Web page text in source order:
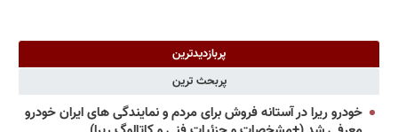
پربازدیدترین
پربحث ترین
خودرو ریرا در آستانه فروش برای مردم و نمایندگی های ایران خودرو